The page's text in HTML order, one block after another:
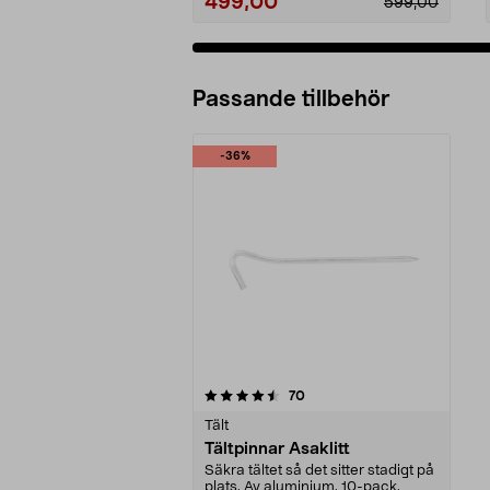
Passande tillbehör
-36%
70recensioner
Tält
Tältpinnar Asaklitt
Säkra tältet så det sitter stadigt på
plats. Av aluminium. 10-pack.